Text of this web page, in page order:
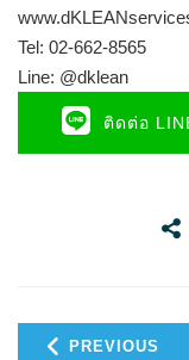
Tel: 02-662-8565
Line: @dklean
ติดต่อ
PREVIOUS